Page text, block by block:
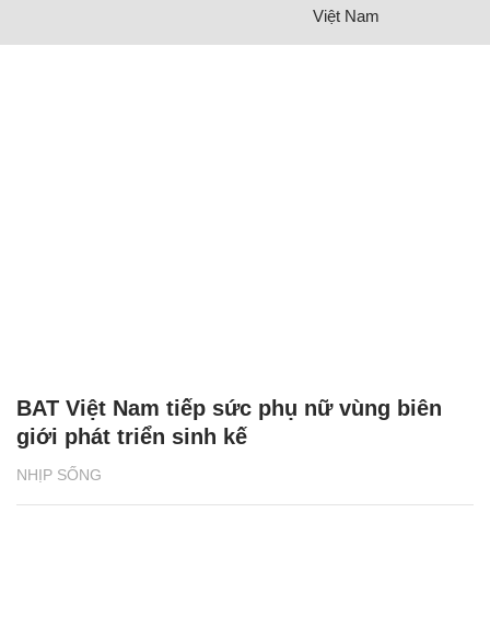
Việt Nam
NHỊP SỐNG
BAT Việt Nam tiếp sức phụ nữ vùng biên
giới phát triển sinh kế